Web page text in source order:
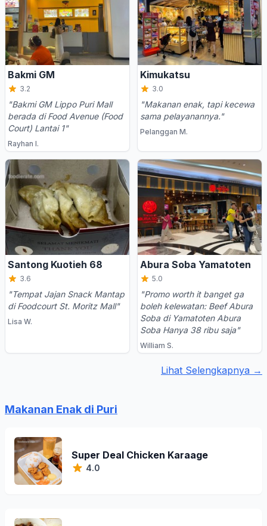
Bakmi GM
3.2
"Bakmi GM Lippo Puri Mall
berada di Food Avenue (Food
Court) Lantai 1"
Rayhan I.
Kimukatsu
3.0
"Makanan enak, tapi kecewa
sama pelayanannya."
Pelanggan M.
Santong Kuotieh 68
3.6
"Tempat Jajan Snack Mantap
di Foodcourt St. Moritz Mall"
Lisa W.
Abura Soba Yamatoten
5.0
"Promo worth it banget ga
boleh kelewatan: Beef Abura
Soba di Yamatoten Abura
Soba Hanya 38 ribu saja"
William S.
Lihat Selengkapnya →
Makanan Enak di Puri
Super Deal Chicken Karaage
4.0